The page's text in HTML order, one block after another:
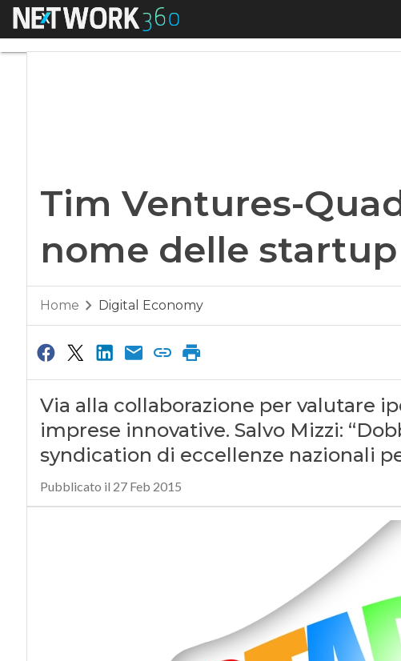
Menu
Tim Ventures-
nome delle startup
Home Digital Economy
Via alla collaborazione per valutare
imprese innovative. Salvo Mizzi:
syndication di eccellenze nazionali
Pubblicato il 27 Feb 2015